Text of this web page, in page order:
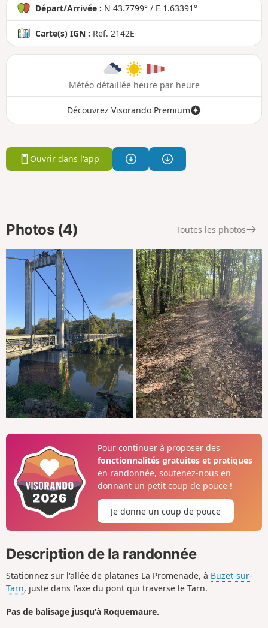
Départ/Arrivée : N 43.7799° / E 1.63391°
Carte(s) IGN : Ref. 2142E
Météo détaillée heure par heure
Découvrez Visorando Premium
Ouvrir dans l'app
Photos (4) Toutes les photos
Pour continuer à proposer des
fonctionnalités gratuites et pratiques
en randonnée, soutenez-nous en
donnant un petit coup de pouce !
Je donne un coup de pouce
Description de la randonnée
Stationnez sur l'allée de platanes La Promenade, à Buzet-sur-
Tarn, juste dans l'axe du pont qui traverse le Tarn.
Pas de balisage jusqu'à Roquemaure.